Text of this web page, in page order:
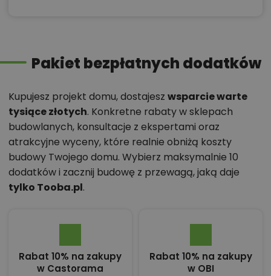
Pakiet bezpłatnych dodatków
Kupujesz projekt domu, dostajesz wsparcie warte
tysiące złotych. Konkretne rabaty w sklepach
budowlanych, konsultacje z ekspertami oraz
atrakcyjne wyceny, które realnie obniżą koszty
budowy Twojego domu. Wybierz maksymalnie 10
dodatków i zacznij budowę z przewagą, jaką daje
tylko Tooba.pl.
Rabat 10% na zakupy
w Castorama
Rabat 10% na zakupy
w OBI